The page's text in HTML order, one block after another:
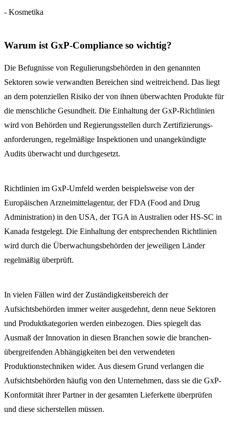
- Kosmetika
Warum ist GxP-Compliance so wichtig?
Die Befugnisse von Regulierungsbehörden in den genannten
Sektoren sowie verwandten Bereichen sind weitreichend. Das liegt
an dem potenziellen Risiko der von ihnen überwachten Produkte für
die menschliche Gesundheit. Die Einhaltung der GxP-Richtlinien
wird von Behörden und Regierungsstellen durch Zertifizierungs-
anforderungen, regelmäßige Inspektionen und unangekündigte
Audits überwacht und durchgesetzt.
Richtlinien im GxP-Umfeld werden beispielsweise von der
Europäischen Arzneimittelagentur, der FDA (Food and Drug
Administration) in den USA, der TGA in Australien oder HS-SC in
Kanada festgelegt. Die Einhaltung der entsprechenden Richtlinien
wird durch die Überwachungsbehörden der jeweiligen Länder
regelmäßig überprüft.
In vielen Fällen wird der Zuständigkeitsbereich der
Aufsichtsbehörden immer weiter ausgedehnt, denn neue Sektoren
und Produktkategorien werden einbezogen. Dies spiegelt das
Ausmaß der Innovation in diesen Branchen sowie die branchen-
übergreifenden Abhängigkeiten bei den verwendeten
Produktionstechniken wider. Aus diesem Grund verlangen die
Aufsichtsbehörden häufig von den Unternehmen, dass sie die GxP-
Konformität ihrer Partner in der gesamten Lieferkette überprüfen
und diese sicherstellen müssen.